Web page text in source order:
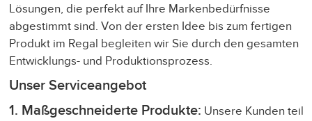
Lösungen, die perfekt auf Ihre Markenbedürfnisse
abgestimmt sind. Von der ersten Idee bis zum fertigen
Produkt im Regal begleiten wir Sie durch den gesamten
Entwicklungs- und Produktionsprozess.
Unser Serviceangebot
1. Maßgeschneiderte Produkte: Unsere Kunden